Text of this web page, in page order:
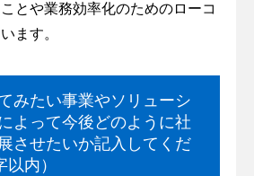
とや業務効率化のためのローコ
ます。
みたい事業やソリューシ
よって今後どのように社
させたいか記入してくだ
内）